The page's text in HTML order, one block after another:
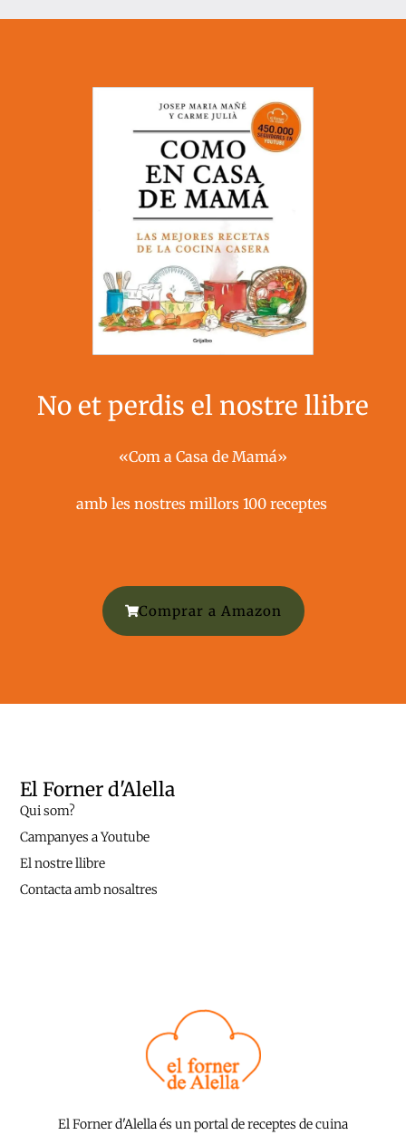
No et perdis el nostre llibre
«Com a Casa de Mamá»
amb les nostres millors 100 receptes ​
Comprar a Amazon
El Forner d'Alella és un portal de receptes de cuina
El Forner d'Alella
Qui som?
Campanyes a Youtube
El nostre llibre
Contacta amb nosaltres